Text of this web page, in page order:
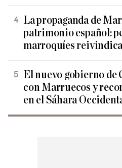
La propaganda de
patrimonio español:
marroquíes
El nuevo gobierno de
con Marruecos y
en el Sáhara